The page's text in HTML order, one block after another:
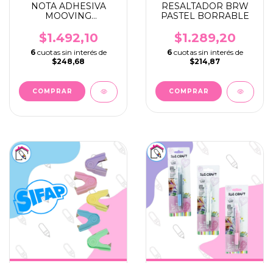
NOTA ADHESIVA
MOOVING
X 125
$1.492,10
6 cuotas sin interés de
$248,68
RESALTADOR BRW
PASTEL BORRABLE
$1.289,20
6 cuotas sin interés de
$214,87
COMPRAR